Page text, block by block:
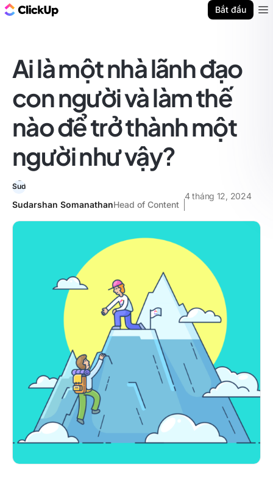
Bắt đầu
Ai là một nhà lãnh đạo
con người và làm thế
nào để trở thành một
người như vậy?
Sudarshan SomanathanHead of Content
4 tháng 12, 2024